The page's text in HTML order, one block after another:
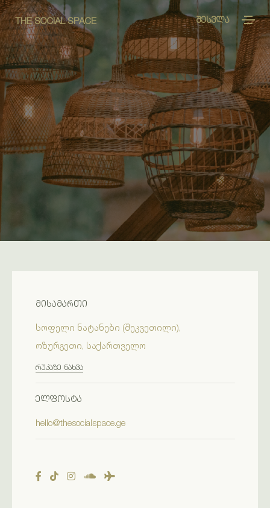
THE SOCIAL SPACE ᲨᲔᲡᲕᲚᲐ
ᲛᲘᲡᲐᲛᲐᲠᲗᲘ
სოფელი ნატანები (შეკვეთილი),
ოზურგეთი, საქართველო
ᲠᲣᲙᲐᲖᲔ ᲜᲐᲮᲕᲐ
ᲔᲚᲤᲝᲡᲢᲐ
hello@thesocialspace.ge